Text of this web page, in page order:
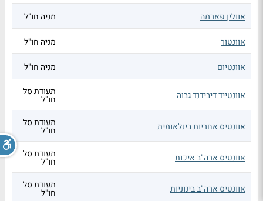
אוולין פארמה מניה חו"ל
אוונטור מניה חו"ל
אוונטיום מניה חו"ל
אוונטייד דיבידנד גבוה תעודת סל
חו"ל
אוונטיס אחריות בינלאומית תעודת סל
חו"ל
אוונטיס ארה"ב איכות תעודת סל
חו"ל
אוונטיס ארה"ב בינוניות תעודת סל
חו"ל